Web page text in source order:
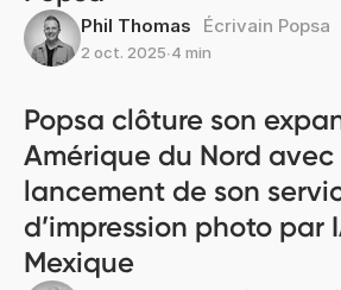
Phil Thomas Écrivain Popsa
2 oct. 2025∙4 min
Popsa clôture son
Amérique du Nord avec
lancement de son
d’impression photo par
Mexique